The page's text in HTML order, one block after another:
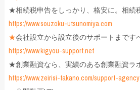
★相続税申告をしっかり、格安に。相続
https://www.souzoku-utsunomiya.com
★会社設立から設立後のサポートまです
https://www.kigyou-support.net
★創業融資なら、実績のある創業融資ラ
https://www.zeirisi-takano.com/support-agency